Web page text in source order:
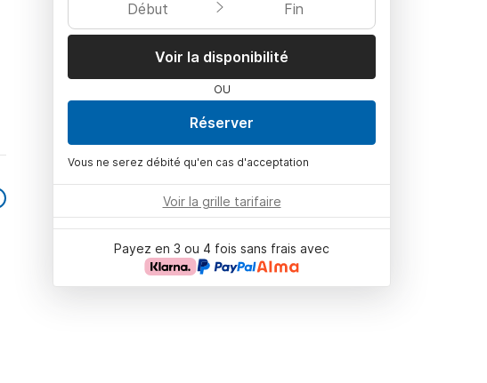
Début Fin
Voir la disponibilité
OU
Réserver
Vous ne serez débité qu'en cas d'acceptation
Voir la grille tarifaire
Payez en 3 ou 4 fois sans frais avec